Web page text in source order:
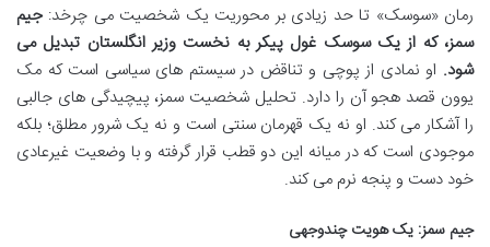
رمان «سوسک» تا حد زیادی بر محوریت یک شخصیت می چرخد:جیم
سمز، که از یک سوسک غول پیکر به نخست وزیر انگلستان تبدیل می
شود. او نمادی از پوچی و تناقض در سیستم های سیاسی است که مک
یوون قصد هجو آن را دارد. تحلیل شخصیت سمز، پیچیدگی های جالبی
را آشکار می کند. او نه یک قهرمان سنتی است و نه یک شرور مطلق؛ بلکه
موجودی است که در میانه این دو قطب قرار گرفته و با وضعیت غیرعادی
خود دست و پنجه نرم می کند.
جیم سمز: یک هویت چندوجهی